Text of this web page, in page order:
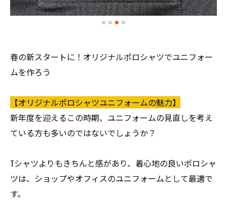
春の新スタートに！オリジナルポロシャツでユニフォー
ムを作ろう
【オリジナルポロシャツユニフォームの魅力】
新年度を迎えるこの時期、ユニフォームの見直しを考え
ている方も多いのではないでしょうか？
Tシャツよりもきちんと感があり、着心地の良いポロシャ
ツは、ショップやオフィスのユニフォームとして最適で
す。